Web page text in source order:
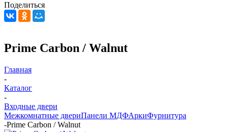
Поделиться
Prime Carbon / Walnut
Главная
-
Каталог
-
Входные двери
Межкомнатные двериПанели МДФАркиФурнитура
-Prime Carbon / Walnut